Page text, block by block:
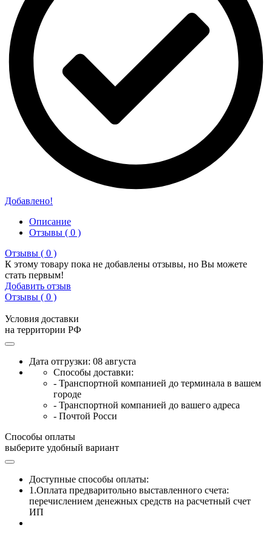
Добавлено!
Описание
Отзывы ( 0 )
Отзывы ( 0 )
К этому товару пока не добавлены отзывы, но Вы можете
стать первым!
Добавить отзыв
Отзывы ( 0 )
Условия доставки
на территории РФ
Дата отгрузки: 08 августа
Способы доставки:
- Транспортной компанией до терминала в вашем
городе
- Транспортной компанией до вашего адреса
- Почтой Росси
Способы оплаты
выберите удобный вариант
Доступные способы оплаты:
1.Оплата предваритольно выставленного счета:
перечислением денежных средств на расчетный счет
ИП